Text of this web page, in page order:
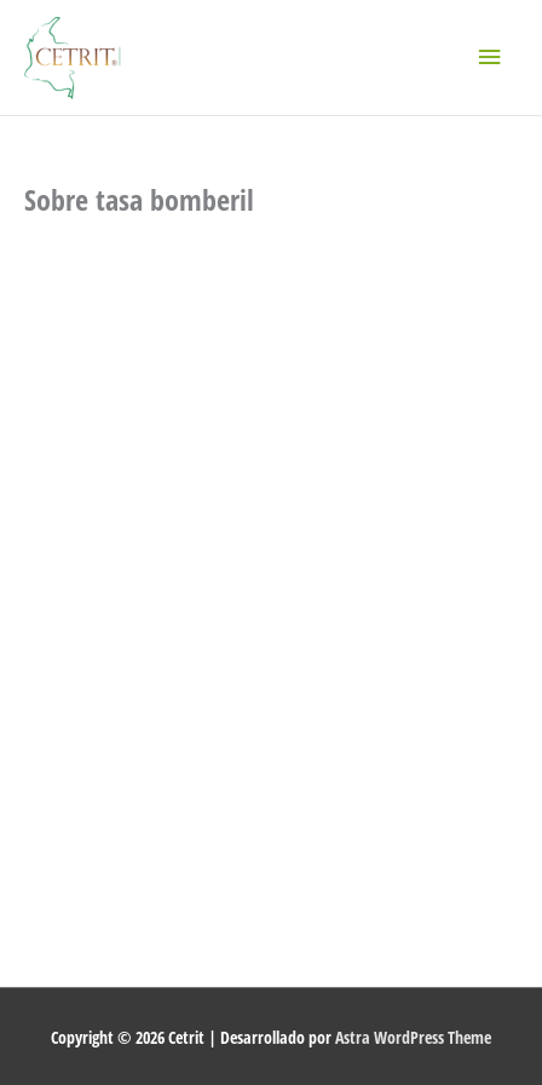
contenido
Sobre tasa bomberil
Copyright © 2026Cetrit | Desarrollado porAstra WordPress Theme